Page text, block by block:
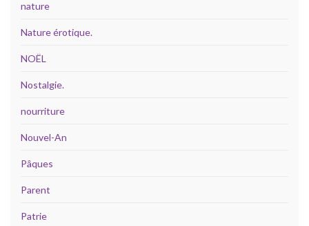
nature
Nature érotique.
NOËL
Nostalgie.
nourriture
Nouvel-An
Pâques
Parent
Patrie